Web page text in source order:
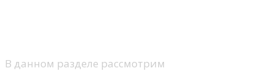
В данном разделе рассмотрим